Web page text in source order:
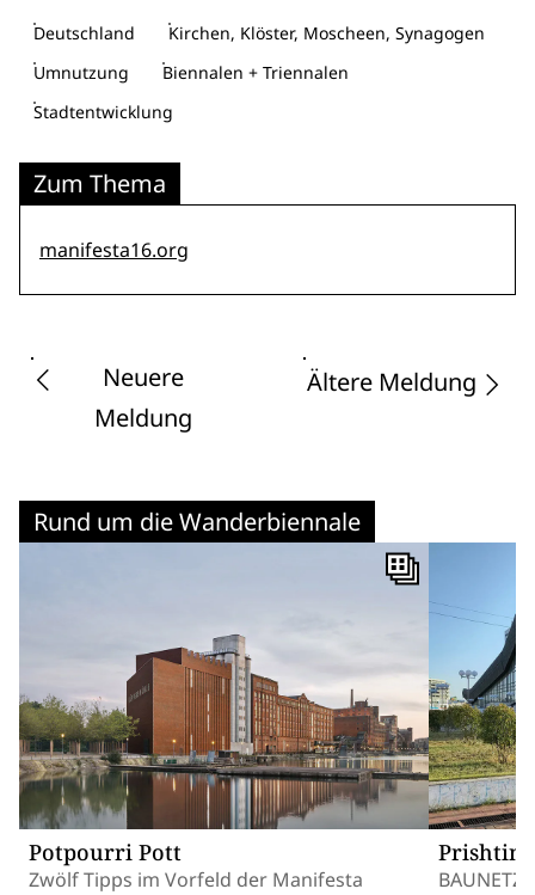
Deutschland
Kirchen, Klöster, Moscheen, Synagogen
Umnutzung
Biennalen + Triennalen
Stadtentwicklung
Zum Thema
manifesta16.org
Neuere
Meldung
Ältere Meldung
Rund um die Wanderbiennale
Potpourri Pott
Zwölf Tipps im Vorfeld der Manifesta